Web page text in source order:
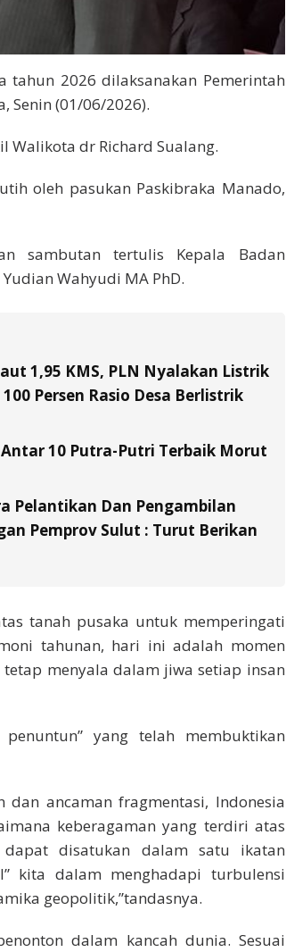
tahun 2026 dilaksanakan Pemerintah
Senin (01/06/2026).
Walikota dr Richard Sualang.
oleh pasukan Paskibraka Manado,
sambutan tertulis Kepala Badan
Wahyudi MA PhD.
1,95 KMS, PLN Nyalakan Listrik
Persen Rasio Desa Berlistrik
10 Putra-Putri Terbaik Morut
Pelantikan Dan Pengambilan
Pemprov Sulut : Turut Berikan
tanah pusaka untuk memperingati
tahunan, hari ini adalah momen
menyala dalam jiwa setiap insan
yang telah membuktikan
ancaman fragmentasi, Indonesia
keberagaman yang terdiri atas
disatukan dalam satu ikatan
kita dalam menghadapi turbulensi
geopolitik,”tandasnya.
dalam kancah dunia. Sesuai